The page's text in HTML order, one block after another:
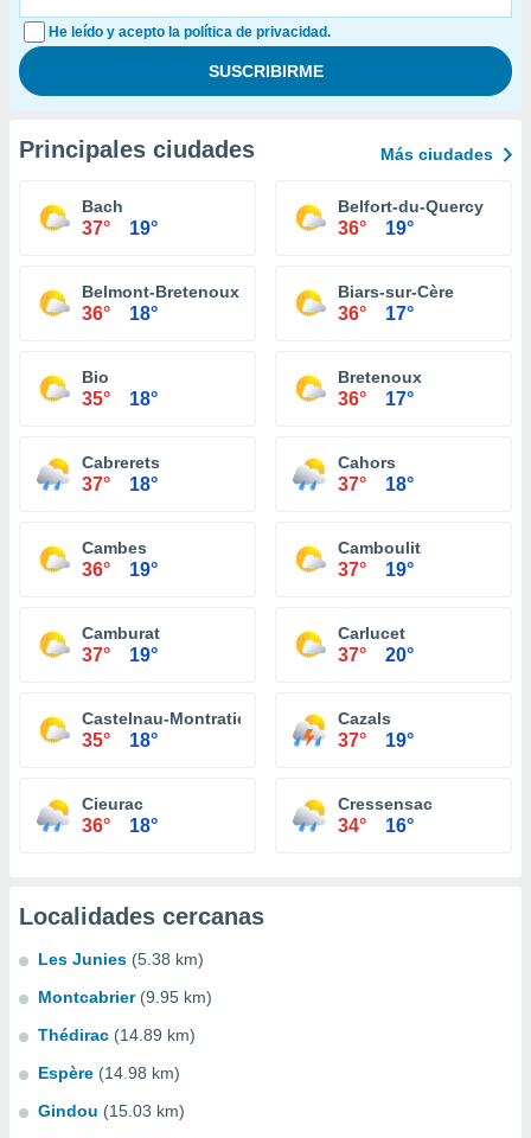
He leído y acepto la política de privacidad.
Principales ciudades Más ciudades
Bach
37° 19°
Belfort-du-Quercy
36° 19°
Belmont-Bretenoux
36° 18°
Biars-sur-Cère
36° 17°
Bio
35° 18°
Bretenoux
36° 17°
Cabrerets
37° 18°
Cahors
37° 18°
Cambes
36° 19°
Camboulit
37° 19°
Camburat
37° 19°
Carlucet
37° 20°
Castelnau-Montratier
35° 18°
Cazals
37° 19°
Cieurac
36° 18°
Cressensac
34° 16°
Localidades cercanas
Les Junies (5.38 km)
Montcabrier (9.95 km)
Thédirac (14.89 km)
Espère (14.98 km)
Gindou (15.03 km)